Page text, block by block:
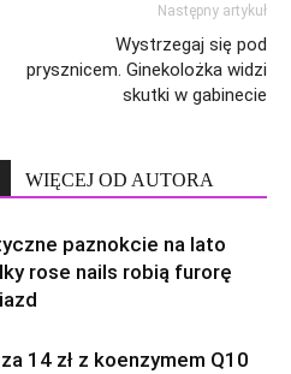
Następny artykuł
Wystrzegaj się pod
prysznicem. Ginekolożka widzi
skutki w gabinecie
WIĘCEJ OD AUTORA
paznokcie na lato
rose nails robią furorę
14 zł z koenzymem Q10